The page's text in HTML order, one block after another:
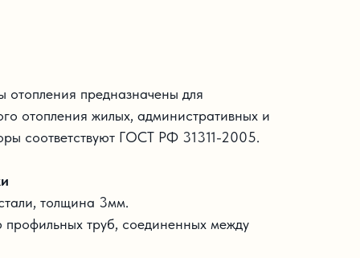
отопления предназначены для
отопления жилых, административных и
соответствуют ГОСТ РФ 31311-2005.
толщина 3мм.
профильных труб, соединенных между